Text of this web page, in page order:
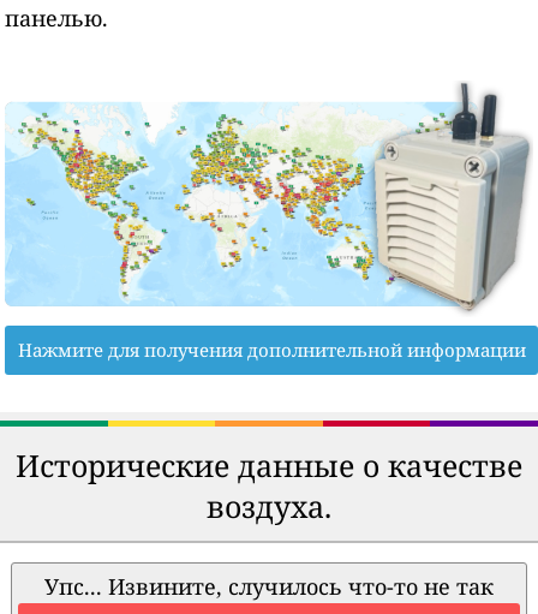
панелью.
Нажмите для получения дополнительной информации
Исторические данные о качестве
воздуха.
Упс... Извините, случилось что-то не так